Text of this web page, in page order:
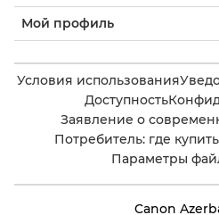
Мой профиль
Условия использования
Доступность
Заявление о
Потребитель: где купить
Параметры
Canon